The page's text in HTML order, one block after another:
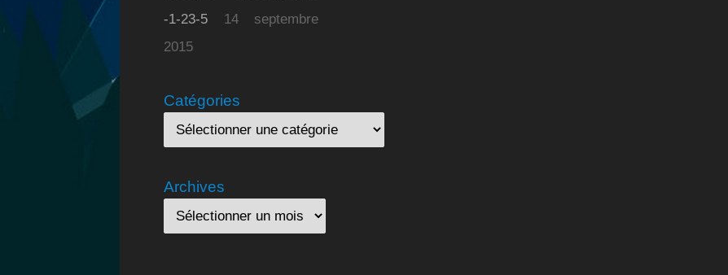
-1-23-5
14 septembre
2015
Catégories
Archives